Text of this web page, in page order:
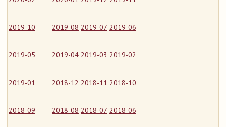
2019-10 2019-08 2019-07 2019-06
2019-05 2019-04 2019-03 2019-02
2019-01 2018-12 2018-11 2018-10
2018-09 2018-08 2018-07 2018-06